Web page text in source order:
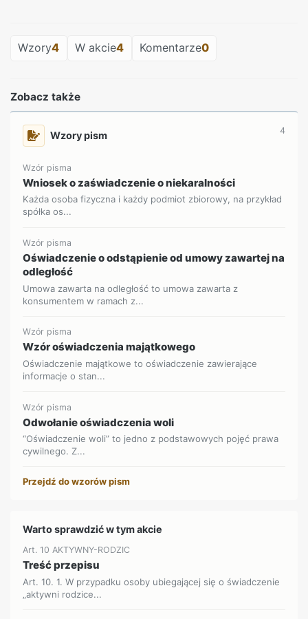
Wzory4 W akcie4 Komentarze0
Zobacz także
Wzory pism 4
Wzór pisma
Wniosek o zaświadczenie o niekaralności
Każda osoba fizyczna i każdy podmiot zbiorowy, na przykład
spółka os...
Wzór pisma
Oświadczenie o odstąpienie od umowy zawartej na
odległość
Umowa zawarta na odległość to umowa zawarta z
konsumentem w ramach z...
Wzór pisma
Wzór oświadczenia majątkowego
Oświadczenie majątkowe to oświadczenie zawierające
informacje o stan...
Wzór pisma
Odwołanie oświadczenia woli
“Oświadczenie woli” to jedno z podstawowych pojęć prawa
cywilnego. Z...
Przejdź do wzorów pism
Warto sprawdzić w tym akcie
Art. 10 AKTYWNY-RODZIC
Treść przepisu
Art. 10. 1. W przypadku osoby ubiegającej się o świadczenie
„aktywni rodzice...